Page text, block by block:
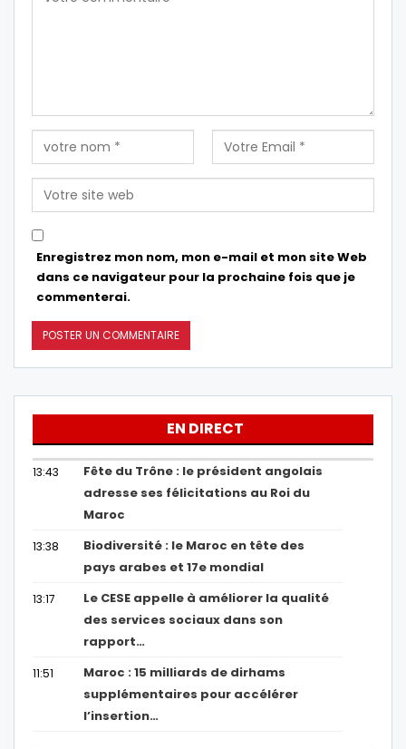
Enregistrez mon nom, mon e-mail et mon site Web
dans ce navigateur pour la prochaine fois que je
commenterai.
EN DIRECT
13:43
Fête du Trône : le président angolais
adresse ses félicitations au Roi du
Maroc
13:38
Biodiversité : le Maroc en tête des
pays arabes et 17e mondial
13:17
Le CESE appelle à améliorer la qualité
des services sociaux dans son
rapport…
11:51
Maroc : 15 milliards de dirhams
supplémentaires pour accélérer
l’insertion…